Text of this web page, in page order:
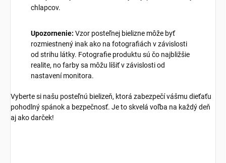
chlapcov.
Upozornenie: Vzor posteľnej bielizne môže byť
rozmiestnený inak ako na fotografiách v závislosti
od strihu látky. Fotografie produktu sú čo najbližšie
realite, no farby sa môžu líšiť v závislosti od
nastavení monitora.
Vyberte si našu posteľnú bielizeň, ktorá zabezpečí vášmu dieťaťu
pohodlný spánok a bezpečnosť. Je to skvelá voľba na každý deň
aj ako darček!